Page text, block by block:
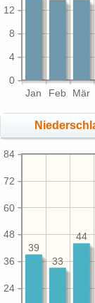
Jan Feb Mär
0
4
8
12
24
36
48
60
72
84
44
33
39